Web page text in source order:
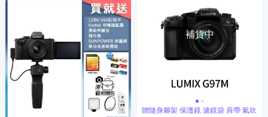
補貨中
贈隨身腳架 保護鏡 濾鏡袋 肩帶 氣吹